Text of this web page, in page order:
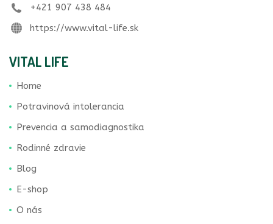
+421 907 438 484
https://www.vital-life.sk
VITAL LIFE
Home
Potravinová intolerancia
Prevencia a samodiagnostika
Rodinné zdravie
Blog
E-shop
O nás